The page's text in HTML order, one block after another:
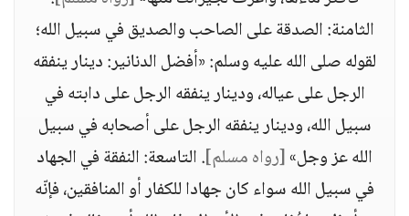
الثامنة: الصدقة على الصاحب والصديق في سبيل الله؛
لقوله صلى الله عليه وسلم: «أفضل الدنانير: دينار ينفقه
الرجل على عياله، ودينار ينفقه الرجل على دابته في
سبيل الله، ودينار ينفقه الرجل على أصحابه في سبيل
الله عز وجل»[رواه مسلم]. التاسعة: النفقة في الجهاد
في سبيل الله سواء كان جهادا للكفار أو المنافقين، فإنّه